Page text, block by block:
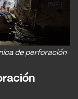
de perforación